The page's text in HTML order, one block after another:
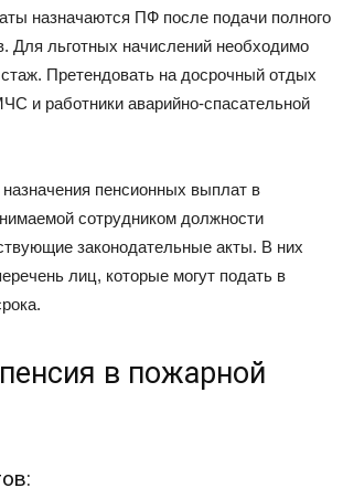
назначаются ПФ после подачи полного
Для льготных начислений необходимо
Претендовать на досрочный отдых
и работники аварийно-спасательной
пенсионных выплат в
сотрудником должности
законодательные акты. В них
лиц, которые могут подать в
в пожарной